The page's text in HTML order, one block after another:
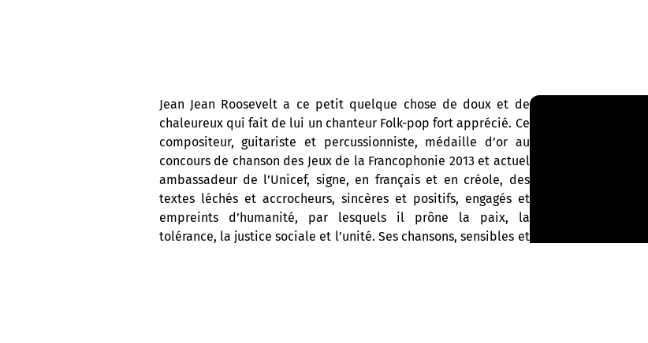
Jean Jean Roosevelt a ce petit quelque chose de doux et de
chaleureux qui fait de lui un chanteur Folk-pop fort apprécié. Ce
compositeur, guitariste et percussionniste, médaille d’or au
concours de chanson des Jeux de la Francophonie 2013 et actuel
ambassadeur de l’Unicef, signe, en français et en créole, des
textes léchés et accrocheurs, sincères et positifs, engagés et
empreints d’humanité, par lesquels il prône la paix, la
tolérance, la justice sociale et l’unité. Ses chansons, sensibles et